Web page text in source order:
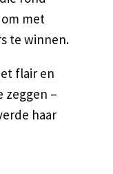
met
te winnen.
flair en
zeggen –
haar